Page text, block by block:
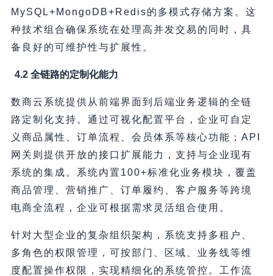
MySQL+MongoDB+Redis的多模式存储方案。这
种技术组合确保系统在处理高并发交易的同时，具
备良好的可维护性与扩展性。
4.2 全链路的定制化能力
数商云系统提供从前端界面到后端业务逻辑的全链
路定制化支持。通过可视化配置平台，企业可自定
义商品属性、订单流程、会员体系等核心功能；API
网关则提供开放的接口扩展能力，支持与企业现有
系统的集成。系统内置100+标准化业务模块，覆盖
商品管理、营销推广、订单履约、客户服务等跨境
电商全流程，企业可根据需求灵活组合使用。
针对大型企业的复杂组织架构，系统支持多租户、
多角色的权限管理，可按部门、区域、业务线等维
度配置操作权限，实现精细化的系统管控。工作流